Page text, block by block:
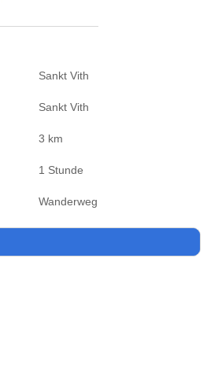
Sankt Vith
Sankt Vith
3 km
1 Stunde
Wanderweg